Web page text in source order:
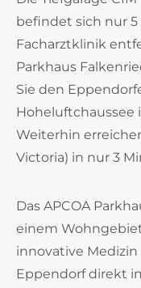
befindet sich nur
Facharztklinik
Parkhaus
Sie den
Hoheluftchaussee
Weiterhin
Victoria) in nur 3
Das APCOA
einem
innovative Medizin
Eppendorf direkt